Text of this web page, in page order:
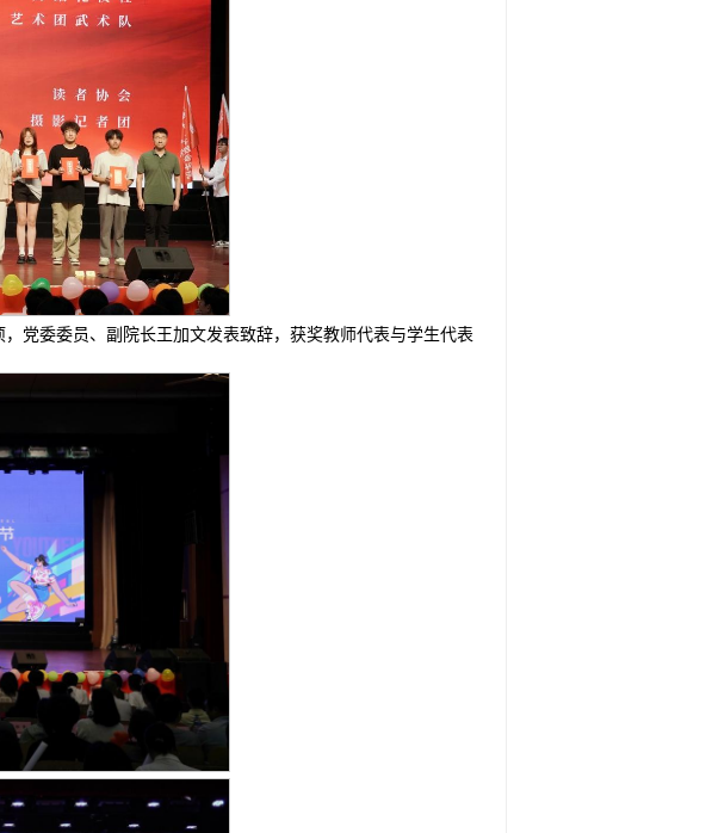
党委委员、副院长王加文发表致辞，获奖教师代表与学生代表